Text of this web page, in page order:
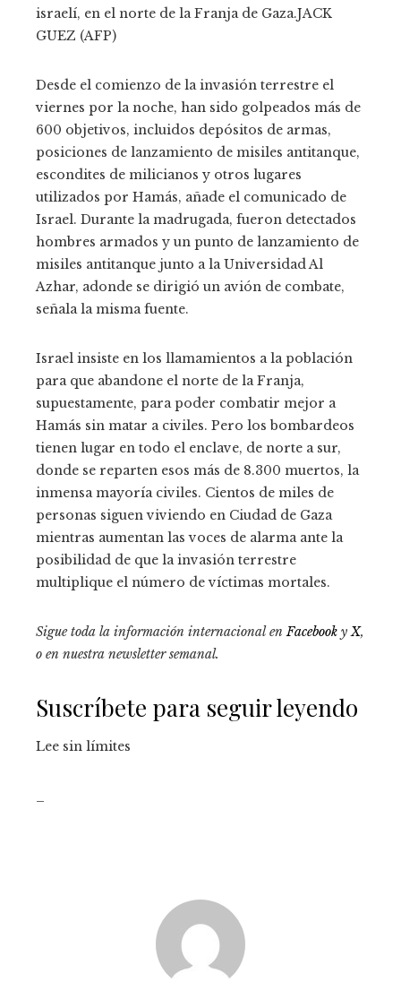
israelí, en el norte de la Franja de Gaza.JACK
GUEZ (AFP)
Desde el comienzo de la invasión terrestre el
viernes por la noche, han sido golpeados más de
600 objetivos, incluidos depósitos de armas,
posiciones de lanzamiento de misiles antitanque,
escondites de milicianos y otros lugares
utilizados por Hamás, añade el comunicado de
Israel. Durante la madrugada, fueron detectados
hombres armados y un punto de lanzamiento de
misiles antitanque junto a la Universidad Al
Azhar, adonde se dirigió un avión de combate,
señala la misma fuente.
Israel insiste en los llamamientos a la población
para que abandone el norte de la Franja,
supuestamente, para poder combatir mejor a
Hamás sin matar a civiles. Pero los bombardeos
tienen lugar en todo el enclave, de norte a sur,
donde se reparten esos más de 8.300 muertos, la
inmensa mayoría civiles. Cientos de miles de
personas siguen viviendo en Ciudad de Gaza
mientras aumentan las voces de alarma ante la
posibilidad de que la invasión terrestre
multiplique el número de víctimas mortales.
Sigue toda la información internacional enFacebook yX,
o en nuestra newsletter semanal.
Suscríbete para seguir leyendo
Lee sin límites